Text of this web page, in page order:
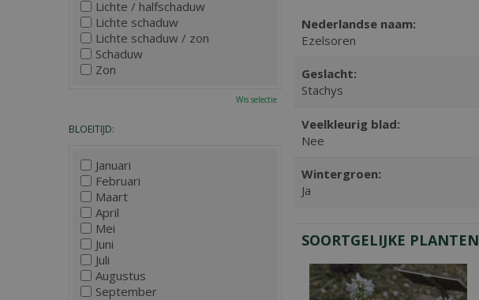
Nederlandse naam:
Ezelsoren
Geslacht:
Stachys
Veelkleurig blad:
Nee
Wintergroen:
Ja
SOORTGELIJKE PLANTEN
Lichte / halfschaduw
Lichte schaduw
Lichte schaduw / zon
Schaduw
Zon
Wis selectie
BLOEITIJD:
Januari
Februari
Maart
April
Mei
Juni
Juli
Augustus
September